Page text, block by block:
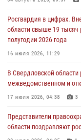
31 июля 2026, 12:27 1
Росгвардия
направлении
31 июля 2026, 06:56
рассказал об итогах
«Телекон»
30 июля 2026, 11:33 1
Росгвардия в цифрах.
области свыше 19 тысяч
полугодии 2026 года
16 июля 2026, 11:29
В Свердловской
межведомственном и
17 июля 2026, 04:38 3
Представители
области поздравляют